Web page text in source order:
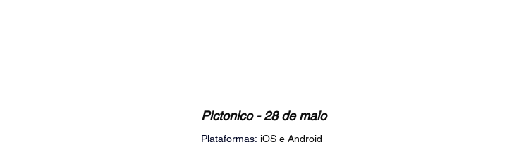
Pictonico - 28 de maio
Plataformas: iOS e Android